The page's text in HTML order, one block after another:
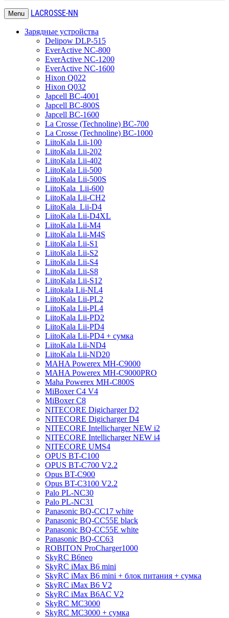
Menu LACROSSE-NN
Зарядные устройства
Delipow DLP-515
EverActive NC-800
EverActive NC-1200
EverActive NC-1600
Hixon Q022
Hixon Q032
Japcell BC-4001
Japcell BC-800S
Japcell BC-1600
La Crosse (Technoline) BC-700
La Crosse (Technoline) BC-1000
LiitoKala Lii-100
LiitoKala Lii-202
LiitoKala Lii-402
LiitoKala Lii-500
LiitoKala Lii-500S
LiitoKala Lii-600
LiitoKala Lii-CH2
LiitoKala Lii-D4
LiitoKala Lii-D4XL
LiitoKala Lii-M4
LiitoKala Lii-M4S
LiitoKala Lii-S1
LiitoKala Lii-S2
LiitoKala Lii-S4
LiitoKala Lii-S8
LiitoKala Lii-S12
Liitokala Lii-NL4
LiitoKala Lii-PL2
LiitoKala Lii-PL4
LiitoKala Lii-PD2
LiitoKala Lii-PD4
LiitoKala Lii-PD4 + сумка
LiitoKala Lii-ND4
LiitoKala Lii-ND20
MAHA Powerex MH-C9000
MAHA Powerex MH-C9000PRO
Maha Powerex MH-C800S
MiBoxer C4 V4
MiBoxer C8
NITECORE Digicharger D2
NITECORE Digicharger D4
NITECORE Intellicharger NEW i2
NITECORE Intellicharger NEW i4
NITECORE UMS4
OPUS BT-C100
OPUS BT-C700 V2.2
Opus BT-C900
Opus BT-C3100 V2.2
Palo PL-NC30
Palo PL-NC31
Panasonic BQ-CC17 white
Panasonic BQ-CC55E black
Panasonic BQ-CC55E white
Panasonic BQ-CC63
ROBITON ProCharger1000
SkyRC B6neo
SkyRC iMax B6 mini
SkyRC iMax B6 mini + блок питания + сумка
SkyRC iMax B6 V2
SkyRC iMax B6AC V2
SkyRC MC3000
SkyRC MC3000 + сумка